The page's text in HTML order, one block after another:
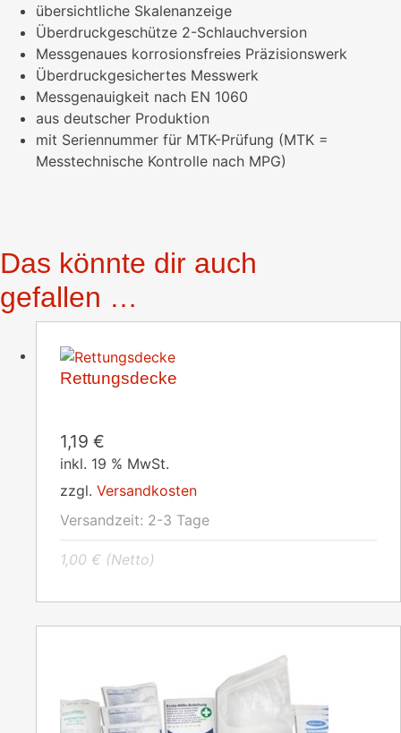
übersichtliche Skalenanzeige
Überdruckgeschütze 2-Schlauchversion
Messgenaues korrosionsfreies Präzisionswerk
Überdruckgesichertes Messwerk
Messgenauigkeit nach EN 1060
aus deutscher Produktion
mit Seriennummer für MTK-Prüfung (MTK =
Messtechnische Kontrolle nach MPG)
Das könnte dir auch
gefallen …
Rettungsdecke
1,19 €
inkl. 19 % MwSt.
zzgl. Versandkosten
Versandzeit: 2-3 Tage
1,00 € (Netto)